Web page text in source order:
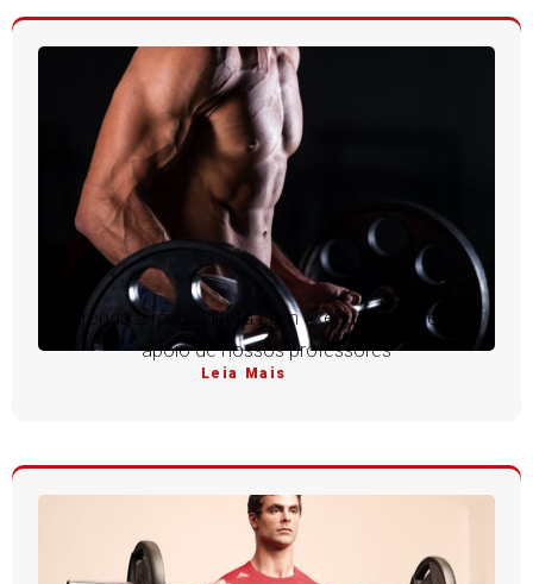
Aprenda a rosca direta com execução perfeita e
apoio de nossos professores
Leia Mais